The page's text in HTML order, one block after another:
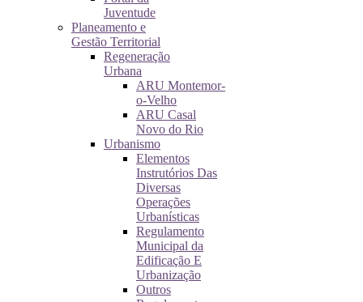
Juventude
Planeamento e
Gestão Territorial
Regeneração
Urbana
ARU Montemor-
o-Velho
ARU Casal
Novo do Rio
Urbanismo
Elementos
Instrutórios Das
Diversas
Operações
Urbanísticas
Regulamento
Municipal da
Edificação E
Urbanização
Outros